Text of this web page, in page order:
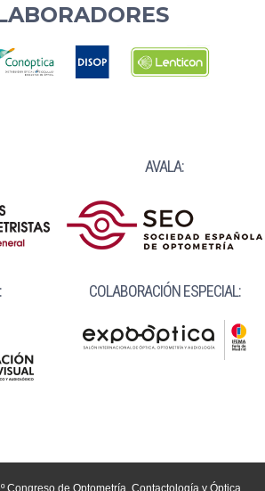
AVALA:
COLABORACIÓN ESPECIAL:
Congreso de Optometría, Contactología y Óptica